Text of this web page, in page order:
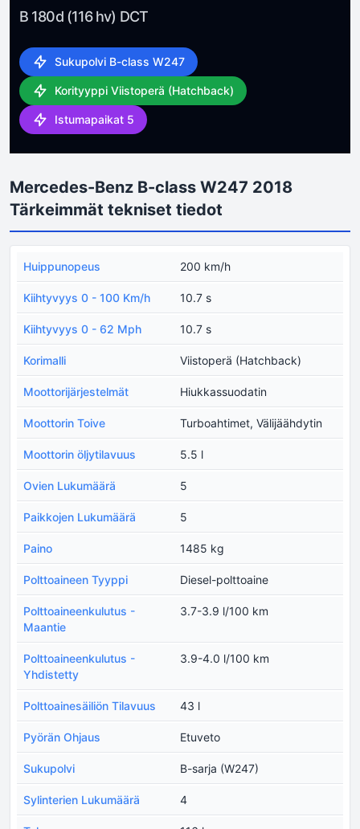
B 180d (116 hv) DCT
Sukupolvi B-class W247
Korityyppi Viistoperä (Hatchback)
Istumapaikat 5
Mercedes-Benz B-class W247 2018
Tärkeimmät tekniset tiedot
Huippunopeus 200 km/h
Kiihtyvyys 0 - 100 Km/h 10.7 s
Kiihtyvyys 0 - 62 Mph 10.7 s
Korimalli Viistoperä (Hatchback)
Moottorijärjestelmät Hiukkassuodatin
Moottorin Toive Turboahtimet, Välijäähdytin
Moottorin öljytilavuus 5.5 l
Ovien Lukumäärä 5
Paikkojen Lukumäärä 5
Paino 1485 kg
Polttoaineen Tyyppi Diesel-polttoaine
Polttoaineenkulutus -
Maantie
3.7-3.9 l/100 km
Polttoaineenkulutus -
Yhdistetty
3.9-4.0 l/100 km
Polttoainesäiliön Tilavuus 43 l
Pyörän Ohjaus Etuveto
Sukupolvi B-sarja (W247)
Sylinterien Lukumäärä 4